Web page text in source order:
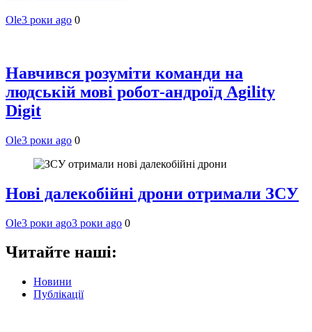
Ole3 роки ago 0
Навчився розуміти команди на
людській мові робот-андроїд Agility
Digit
Ole3 роки ago 0
Нові далекобійні дрони отримали ЗСУ
Ole3 роки ago3 роки ago 0
Читайте наші:
Новини
Публікації